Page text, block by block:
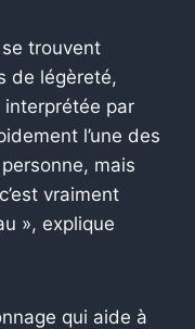
trouvent
de légèreté,
interprétée par
l’une des
mais
vraiment
», explique
qui aide à